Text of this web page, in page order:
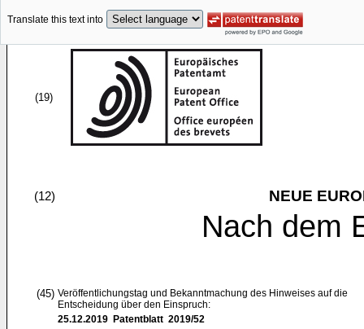
Translate this text into
(19)
(12) NEUE
Nach dem
(45) Veröffentlichungstag und Bekanntmachung des Hinweises auf die
Entscheidung über den Einspruch:
25.12.2019 Patentblatt 2019/52